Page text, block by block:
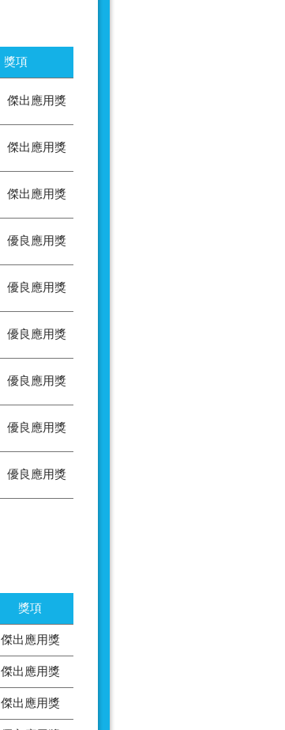
獎項
傑出應用獎
傑出應用獎
傑出應用獎
優良應用獎
優良應用獎
優良應用獎
優良應用獎
優良應用獎
優良應用獎
獎項
傑出應用獎
傑出應用獎
傑出應用獎